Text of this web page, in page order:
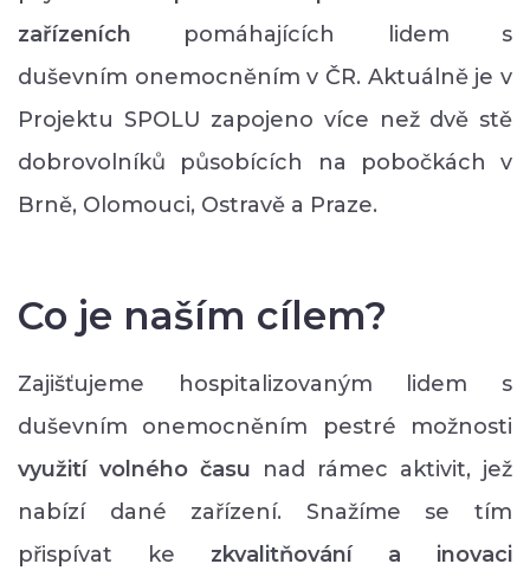
zařízeních pomáhajících lidem s
duševním onemocněním v ČR. Aktuálně je v
Projektu SPOLU zapojeno více než dvě stě
dobrovolníků působících na pobočkách v
Brně, Olomouci, Ostravě a Praze.
Co je naším cílem?
Zajišťujeme hospitalizovaným lidem s
duševním onemocněním pestré možnosti
využití volného času nad rámec aktivit, jež
nabízí dané zařízení. Snažíme se tím
přispívat ke zkvalitňování a inovaci